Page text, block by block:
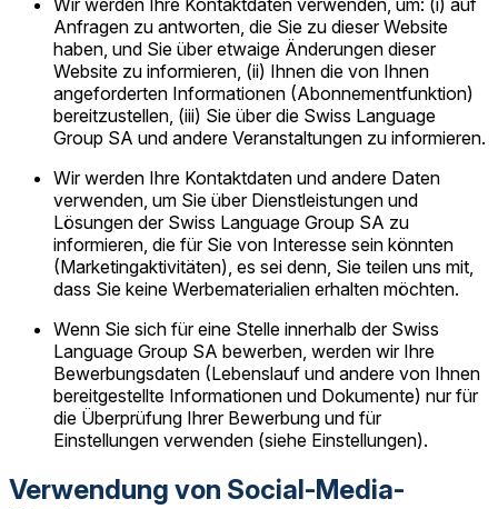
Anfragen zu antworten, die Sie zu dieser Website
haben, und Sie über etwaige Änderungen dieser
Website zu informieren, (ii) Ihnen die von Ihnen
angeforderten Informationen (Abonnementfunktion)
bereitzustellen, (iii) Sie über die Swiss Language
Group SA und andere Veranstaltungen zu informieren.
Wir werden Ihre Kontaktdaten und andere Daten
verwenden, um Sie über Dienstleistungen und
Lösungen der Swiss Language Group SA zu
informieren, die für Sie von Interesse sein könnten
(Marketingaktivitäten), es sei denn, Sie teilen uns mit,
dass Sie keine Werbematerialien erhalten möchten.
Wenn Sie sich für eine Stelle innerhalb der Swiss
Language Group SA bewerben, werden wir Ihre
Bewerbungsdaten (Lebenslauf und andere von Ihnen
bereitgestellte Informationen und Dokumente) nur für
die Überprüfung Ihrer Bewerbung und für
Einstellungen verwenden (siehe Einstellungen).
Verwendung von Social-Media-